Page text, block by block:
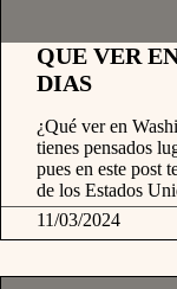
QUE VER
DIAS
¿Qué ver en
tienes pensados
pues en este post
de los Estados
11/03/2024